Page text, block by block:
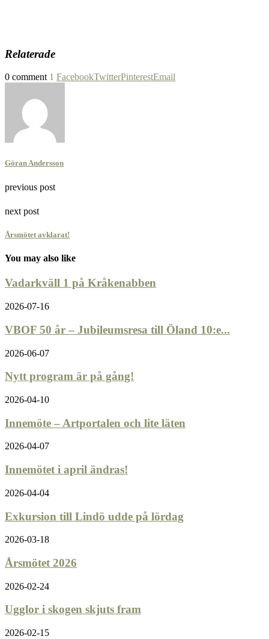
Relaterade
0 comment 1 FacebookTwitterPinterestEmail
Göran Andersson
previous post
next post
Årsmötet avklarat!
You may also like
Vadarkväll 1 på Kråkenabben
2026-07-16
VBOF 50 år – Jubileumsresa till Öland 10:e...
2026-06-07
Nytt program är på gång!
2026-04-10
Innemöte – Artportalen och lite läten
2026-04-07
Innemötet i april ändras!
2026-04-04
Exkursion till Lindö udde på lördag
2026-03-18
Årsmötet 2026
2026-02-24
Ugglor i skogen skjuts fram
2026-02-15